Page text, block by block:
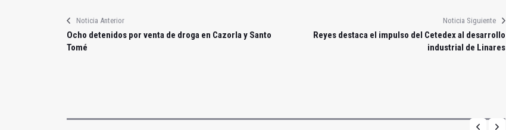
Noticia Anterior
Ocho detenidos por venta de droga en Cazorla y Santo
Tomé
Noticia Siguiente
Reyes destaca el impulso del Cetedex al desarrollo
industrial de Linares